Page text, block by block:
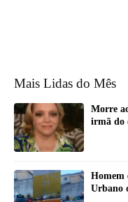
Mais Lidas do Mês
Morre
irmã do
Homem
Urbano